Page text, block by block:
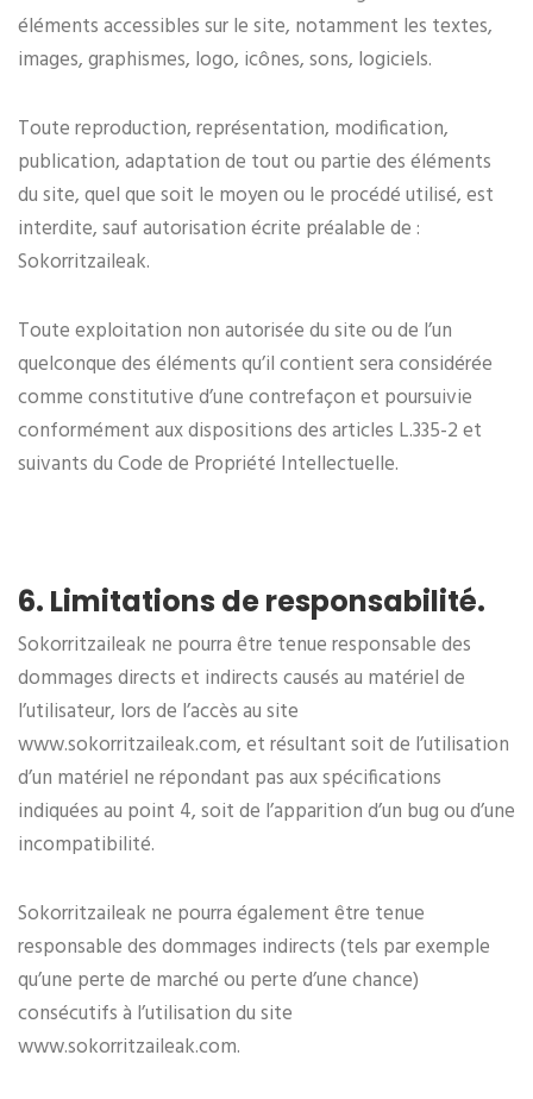
éléments accessibles sur le site, notamment les textes,
images, graphismes, logo, icônes, sons, logiciels.
Toute reproduction, représentation, modification,
publication, adaptation de tout ou partie des éléments
du site, quel que soit le moyen ou le procédé utilisé, est
interdite, sauf autorisation écrite préalable de :
Sokorritzaileak.
Toute exploitation non autorisée du site ou de l’un
quelconque des éléments qu’il contient sera considérée
comme constitutive d’une contrefaçon et poursuivie
conformément aux dispositions des articles L.335-2 et
suivants du Code de Propriété Intellectuelle.
6. Limitations de responsabilité.
Sokorritzaileak ne pourra être tenue responsable des
dommages directs et indirects causés au matériel de
l’utilisateur, lors de l’accès au site
www.sokorritzaileak.com, et résultant soit de l’utilisation
d’un matériel ne répondant pas aux spécifications
indiquées au point 4, soit de l’apparition d’un bug ou d’une
incompatibilité.
Sokorritzaileak ne pourra également être tenue
responsable des dommages indirects (tels par exemple
qu’une perte de marché ou perte d’une chance)
consécutifs à l’utilisation du site
www.sokorritzaileak.com.